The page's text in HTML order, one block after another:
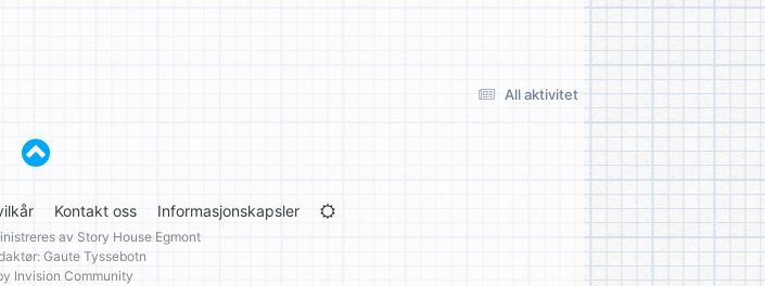
All aktivitet
Kontakt oss Informasjonskapsler
av Story House Egmont
Gaute Tyssebotn
Invision Community